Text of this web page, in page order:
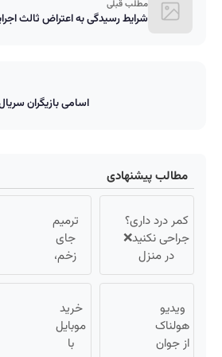
مطلب قبلی
شرایط رسیدگی به اعتراض ثالث
اسامی بازیگران
مطالب پیشنهادی
کمر درد داری؟
جراحی نکنید❌
در منزل
درمانش کن
ترمیم
جای
زخم،
بخیه و
هفته!!
😍
ویدیو
هولناک
از جوان
خرید
موبایل
با